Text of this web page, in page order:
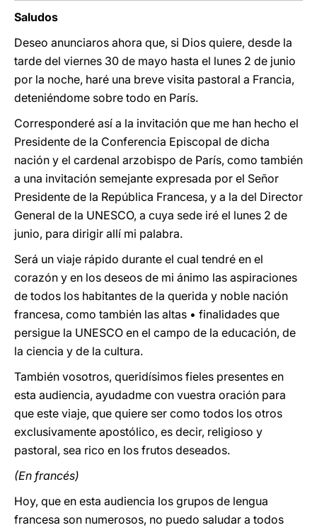
Saludos
Deseo anunciaros ahora que, si Dios quiere, desde la
tarde del viernes 30 de mayo hasta el lunes 2 de junio
por la noche, haré una breve visita pastoral a Francia,
deteniéndome sobre todo en París.
Corresponderé así a la invitación que me han hecho el
Presidente de la Conferencia Episcopal de dicha
nación y el cardenal arzobispo de París, como también
a una invitación semejante expresada por el Señor
Presidente de la República Francesa, y a la del Director
General de la UNESCO, a cuya sede iré el lunes 2 de
junio, para dirigir allí mi palabra.
Será un viaje rápido durante el cual tendré en el
corazón y en los deseos de mi ánimo las aspiraciones
de todos los habitantes de la querida y noble nación
francesa, como también las altas • finalidades que
persigue la UNESCO en el campo de la educación, de
la ciencia y de la cultura.
También vosotros, queridísimos fieles presentes en
esta audiencia, ayudadme con vuestra oración para
que este viaje, que quiere ser como todos los otros
exclusivamente apostólico, es decir, religioso y
pastoral, sea rico en los frutos deseados.
(En francés)
Hoy, que en esta audiencia los grupos de lengua
francesa son numerosos, no puedo saludar a todos